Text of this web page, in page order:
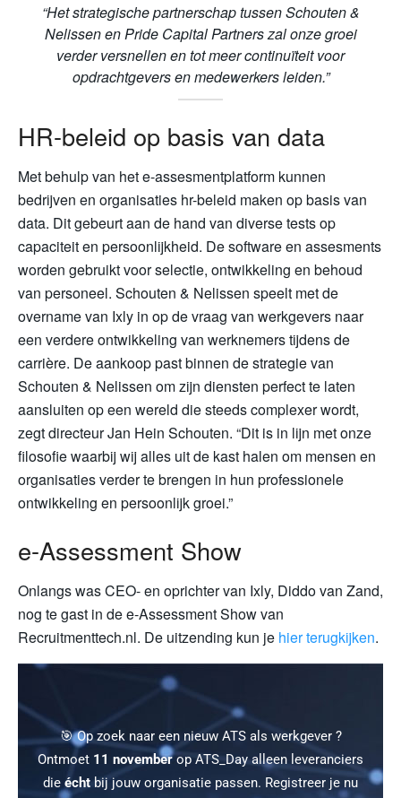
“Het strategische partnerschap tussen Schouten &
Nelissen en Pride Capital Partners zal onze groei
verder versnellen en tot meer continuïteit voor
opdrachtgevers en medewerkers leiden.”
HR-beleid op basis van data
Met behulp van het e-assesmentplatform kunnen
bedrijven en organisaties hr-beleid maken op basis van
data. Dit gebeurt aan de hand van diverse tests op
capaciteit en persoonlijkheid. De software en assesments
worden gebruikt voor selectie, ontwikkeling en behoud
van personeel. Schouten & Nelissen speelt met de
overname van Ixly in op de vraag van werkgevers naar
een verdere ontwikkeling van werknemers tijdens de
carrière. De aankoop past binnen de strategie van
Schouten & Nelissen om zijn diensten perfect te laten
aansluiten op een wereld die steeds complexer wordt,
zegt directeur Jan Hein Schouten. “Dit is in lijn met onze
filosofie waarbij wij alles uit de kast halen om mensen en
organisaties verder te brengen in hun professionele
ontwikkeling en persoonlijk groei.”
e-Assessment Show
Onlangs was CEO- en oprichter van Ixly, Diddo van Zand,
nog te gast in de e-Assessment Show van
Recruitmenttech.nl. De uitzending kun je hier terugkijken.
🎯 Op zoek naar een nieuw ATS als werkgever ?
Ontmoet 11 novemberop ATS_Day alleen leveranciers
die écht bij jouw organisatie passen. Registreer je nu